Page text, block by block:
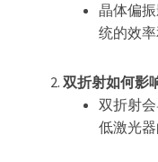
晶体偏
统的效率
双折射如何影
双折射
低激光器